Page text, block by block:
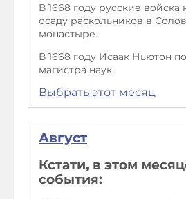
В 1668 году русские
осаду раскольников в
монастыре.
В 1668 году Исаак Ньютон
магистра наук.
Выбрать этот месяц
Август
Кстати, в этом
события: